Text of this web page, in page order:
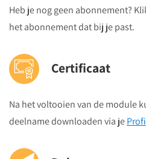
Heb je nog geen abonnement?
het abonnement dat bij je past.
Certificaat
Na het voltooien van de module
deelname downloaden via je